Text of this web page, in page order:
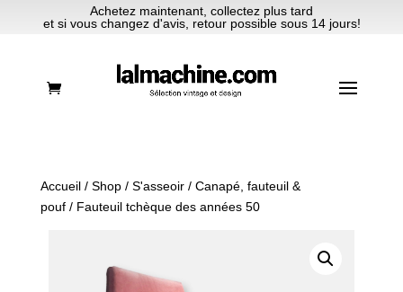
Achetez maintenant, collectez plus tard
et si vous changez d'avis, retour possible sous 14 jours!
Accueil/ Shop/ S'asseoir/ Canapé, fauteuil &
pouf/ Fauteuil tchèque des années 50